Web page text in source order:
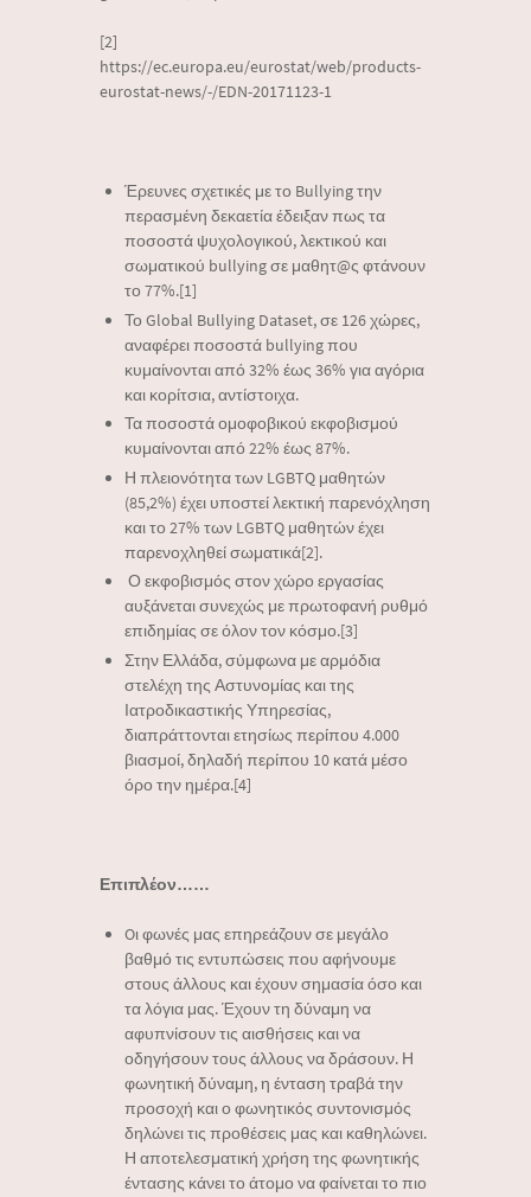
[2]
https://ec.europa.eu/eurostat/web/products-
eurostat-news/-/EDN-20171123-1
Έρευνες σχετικές με το Bullying την
περασμένη δεκαετία έδειξαν πως τα
ποσοστά ψυχολογικού, λεκτικού και
σωματικού bullying σε μαθητ@ς φτάνουν
το 77%.[1]
Το Global Bullying Dataset, σε 126 χώρες,
αναφέρει ποσοστά bullying που
κυμαίνονται από 32% έως 36% για αγόρια
και κορίτσια, αντίστοιχα.
Τα ποσοστά ομοφοβικού εκφοβισμού
κυμαίνονται από 22% έως 87%.
Η πλειονότητα των LGBTQ μαθητών
(85,2%) έχει υποστεί λεκτική παρενόχληση
και το 27% των LGBTQ μαθητών έχει
παρενοχληθεί σωματικά[2].
‌ Ο εκφοβισμός στον χώρο εργασίας
αυξάνεται συνεχώς με πρωτοφανή ρυθμό
επιδημίας σε όλον τον κόσμο.[3]
Στην Ελλάδα, σύμφωνα με αρμόδια
στελέχη της Αστυνομίας και της
Ιατροδικαστικής Υπηρεσίας,
διαπράττονται ετησίως περίπου 4.000
βιασμοί, δηλαδή περίπου 10 κατά μέσο
όρο την ημέρα.[4]
Επιπλέον……
Oι φωνές μας επηρεάζουν σε μεγάλο
βαθμό τις εντυπώσεις που αφήνουμε
στους άλλους και έχουν σημασία όσο και
τα λόγια μας. Έχουν τη δύναμη να
αφυπνίσουν τις αισθήσεις και να
οδηγήσουν τους άλλους να δράσουν. Η
φωνητική δύναμη, η ένταση τραβά την
προσοχή και ο φωνητικός συντονισμός
δηλώνει τις προθέσεις μας και καθηλώνει.
Η αποτελεσματική χρήση της φωνητικής
έντασης κάνει το άτομο να φαίνεται το πιο